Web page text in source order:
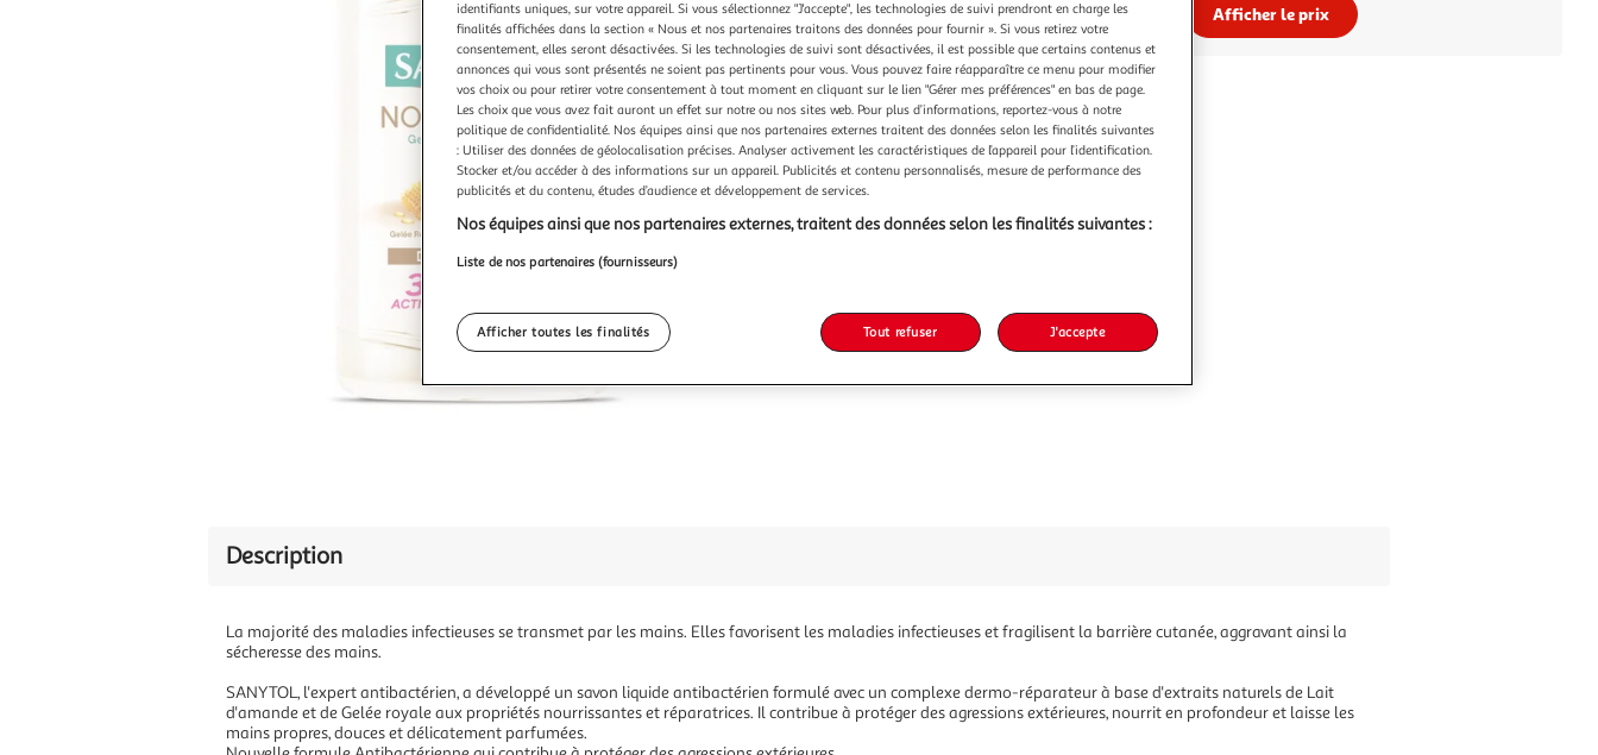
Afficher le prix
Description
La majorité des maladies infectieuses se transmet par les mains. Elles favorisent les maladies infectieuses et fragilisent la barrière cutanée, aggravant ainsi la
sécheresse des mains.
SANYTOL, l'expert antibactérien, a développé un savon liquide antibactérien formulé avec un complexe dermo-réparateur à base d'extraits naturels de Lait
d'amande et de Gelée royale aux propriétés nourrissantes et réparatrices. Il contribue à protéger des agressions extérieures, nourrit en profondeur et laisse les
mains propres, douces et délicatement parfumées.
identifiants uniques, sur votre appareil. Si vous sélectionnez "J'accepte", les technologies de suivi prendront en charge les
finalités affichées dans la section « Nous et nos partenaires traitons des données pour fournir ». Si vous retirez votre
consentement, elles seront désactivées. Si les technologies de suivi sont désactivées, il est possible que certains contenus et
annonces qui vous sont présentés ne soient pas pertinents pour vous. Vous pouvez faire réapparaître ce menu pour modifier
vos choix ou pour retirer votre consentement à tout moment en cliquant sur le lien "Gérer mes préférences" en bas de page.
Les choix que vous avez fait auront un effet sur notre ou nos sites web. Pour plus d’informations, reportez-vous à notre
politique de confidentialité. Nos équipes ainsi que nos partenaires externes traitent des données selon les finalités suivantes
: Utiliser des données de géolocalisation précises. Analyser activement les caractéristiques de l’appareil pour l’identification.
Stocker et/ou accéder à des informations sur un appareil. Publicités et contenu personnalisés, mesure de performance des
publicités et du contenu, études d’audience et développement de services.
Nos équipes ainsi que nos partenaires externes, traitent des données selon les finalités suivantes :
Liste de nos partenaires (fournisseurs)
Afficher toutes les finalités Tout refuser J'accepte